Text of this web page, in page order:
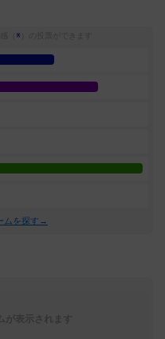
※
ムを探す→